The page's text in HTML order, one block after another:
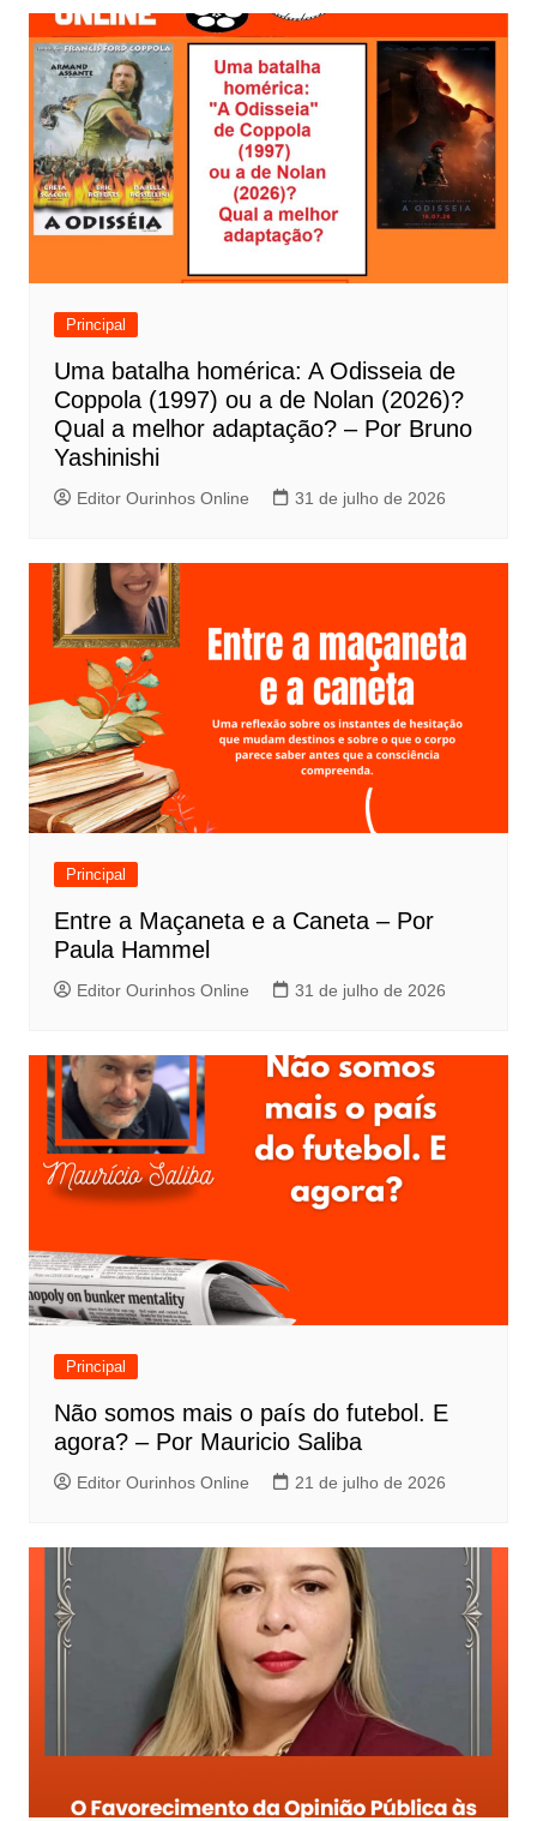
v
e
g
a
ç
ã
o
d
Principal
Uma batalha homérica: A Odisseia de
Coppola (1997) ou a de Nolan (2026)?
Qual a melhor adaptação? – Por Bruno
Yashinishi
Editor Ourinhos Online 31 de julho de 2026
Principal
Entre a Maçaneta e a Caneta – Por
Paula Hammel
Editor Ourinhos Online 31 de julho de 2026
Principal
Não somos mais o país do futebol. E
agora? – Por Mauricio Saliba
Editor Ourinhos Online 21 de julho de 2026